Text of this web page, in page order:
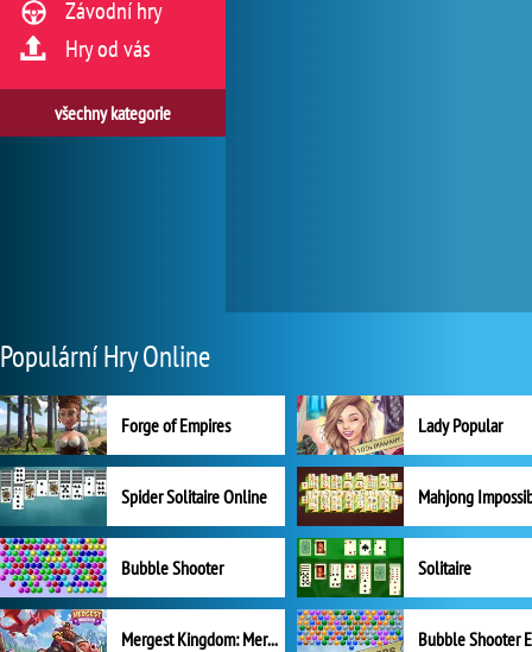
Závodní hry
Hry od vás
všechny kategorie
Populární Hry Online
Forge of Empires Lady Popular
Spider Solitaire Online Mahjong
Bubble Shooter Solitaire
Mergest Kingdom: Merge Puzzle